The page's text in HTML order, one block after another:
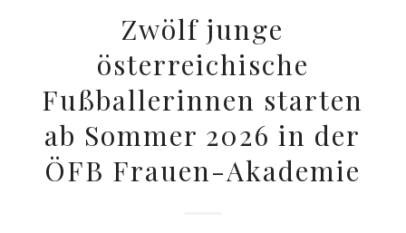
Zwölf junge
österreichische
Fußballerinnen starten
ab Sommer 2026 in der
ÖFB Frauen-Akademie